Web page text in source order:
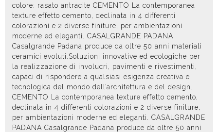
colore: rasato antracite CEMENTO La contemporanea
texture effetto cemento, declinata in 4 differenti
colorazioni e 2 diverse finiture, per ambientazioni
moderne ed eleganti. CASALGRANDE PADANA
Casalgrande Padana produce da oltre 50 anni materiali
ceramici evoluti.Soluzioni innovative ed ecologiche per
la realizzazione di involucri, pavimenti e rivestimenti,
capaci di rispondere a qualsiasi esigenza creativa e
tecnologica del mondo dell’architettura e del design.
CEMENTO La contemporanea texture effetto cemento,
declinata in 4 differenti colorazioni e 2 diverse finiture,
per ambientazioni moderne ed eleganti. CASALGRANDE
PADANA Casalgrande Padana produce da oltre 50 anni